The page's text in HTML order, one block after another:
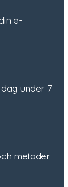
e-
under 7
metoder